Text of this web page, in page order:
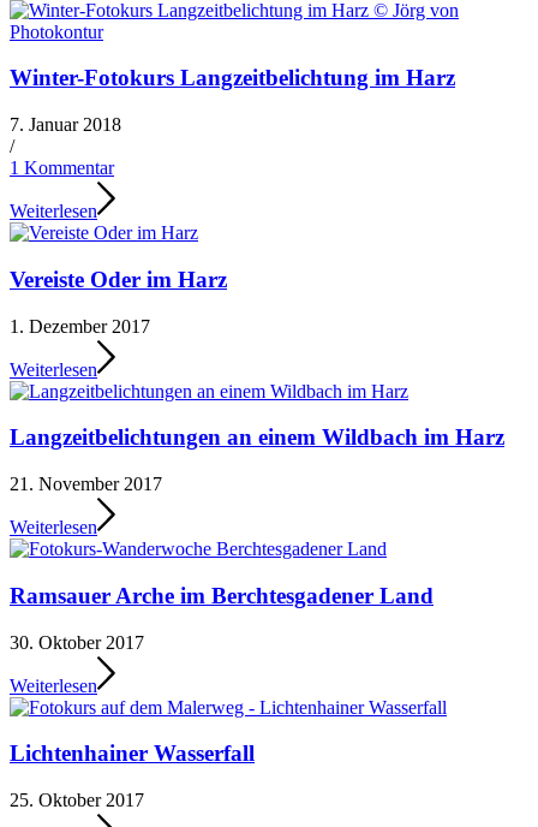
Winter-Fotokurs Langzeitbelichtung im Harz
7. Januar 2018
/
1 Kommentar
Weiterlesen
Vereiste Oder im Harz
1. Dezember 2017
Weiterlesen
Langzeitbelichtungen an einem Wildbach im Harz
21. November 2017
Weiterlesen
Ramsauer Arche im Berchtesgadener Land
30. Oktober 2017
Weiterlesen
Lichtenhainer Wasserfall
25. Oktober 2017